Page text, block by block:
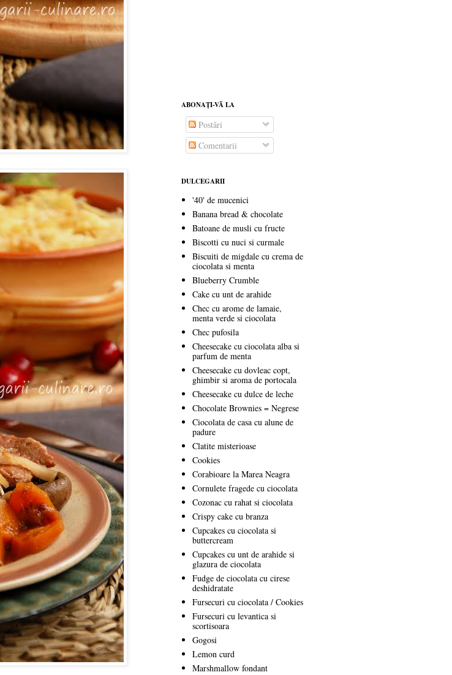
ABONAŢI-VĂ LA
Postări
Comentarii
DULCEGARII
'40' de mucenici
Banana bread & chocolate
Batoane de musli cu fructe
Biscotti cu nuci si curmale
Biscuiti de migdale cu crema de
ciocolata si menta
Blueberry Crumble
Cake cu unt de arahide
Chec cu arome de lamaie,
menta verde si ciocolata
Chec pufosila
Cheesecake cu ciocolata alba si
parfum de menta
Cheesecake cu dovleac copt,
ghimbir si aroma de portocala
Cheesecake cu dulce de leche
Chocolate Brownies = Negrese
Ciocolata de casa cu alune de
padure
Clatite misterioase
Cookies
Corabioare la Marea Neagra
Cornulete fragede cu ciocolata
Cozonac cu rahat si ciocolata
Crispy cake cu branza
Cupcakes cu ciocolata si
buttercream
Cupcakes cu unt de arahide si
glazura de ciocolata
Fudge de ciocolata cu cirese
deshidratate
Fursecuri cu ciocolata / Cookies
Fursecuri cu levantica si
scortisoara
Gogosi
Lemon curd
Marshmallow fondant